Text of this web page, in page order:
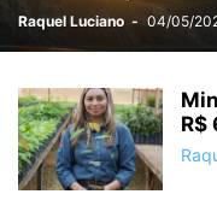
PARCEIROS
PREVISÃO DO TEMPO
SETE LAGOAS
SUSTENTABILIDADE
TURISMO TURISMO
Raquel Luciano - 04/05/
R$